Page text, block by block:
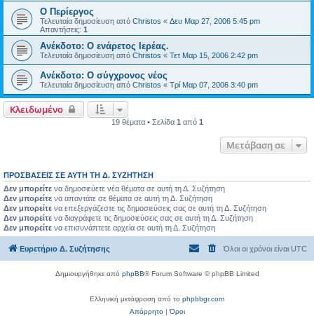
Ο Περίεργος
Τελευταία δημοσίευση από Christos « Δευ Μαρ 27, 2006 5:45 pm
Απαντήσεις: 1
Ανέκδοτο: Ο ενάρετος Ιερέας.
Τελευταία δημοσίευση από Christos « Τετ Μαρ 15, 2006 2:42 pm
Ανέκδοτο: Ο σύγχρονος νέος
Τελευταία δημοσίευση από Christos « Τρί Μαρ 07, 2006 3:40 pm
Κλειδωμένο
19 θέματα • Σελίδα 1 από 1
Μετάβαση σε
ΠΡΟΣΒΆΣΕΙΣ ΣΕ ΑΥΤΉ ΤΗ Δ. ΣΥΖΉΤΗΣΗ
Δεν μπορείτε να δημοσιεύετε νέα θέματα σε αυτή τη Δ. Συζήτηση
Δεν μπορείτε να απαντάτε σε θέματα σε αυτή τη Δ. Συζήτηση
Δεν μπορείτε να επεξεργάζεστε τις δημοσιεύσεις σας σε αυτή τη Δ. Συζήτηση
Δεν μπορείτε να διαγράφετε τις δημοσιεύσεις σας σε αυτή τη Δ. Συζήτηση
Δεν μπορείτε να επισυνάπτετε αρχεία σε αυτή τη Δ. Συζήτηση
Ευρετήριο Δ. Συζήτησης Όλοι οι χρόνοι είναι UTC
Δημιουργήθηκε από phpBB® Forum Software © phpBB Limited
Ελληνική μετάφραση από το phpbbgr.com
Απόρρητο|Όροι